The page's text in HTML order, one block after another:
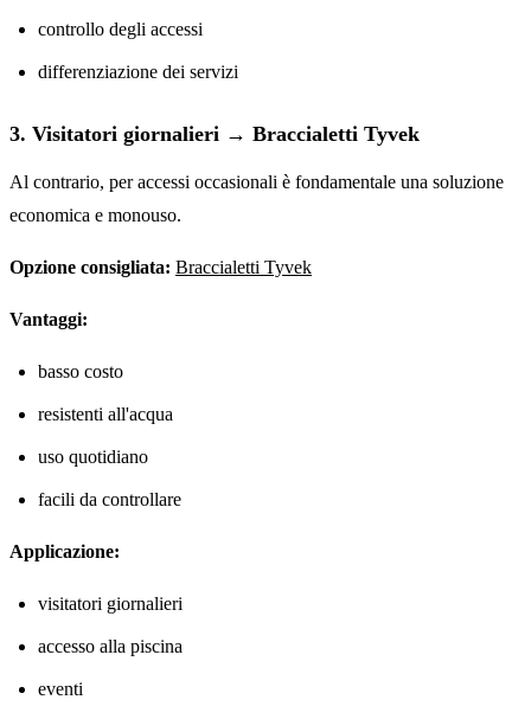
controllo degli accessi
differenziazione dei servizi
3. Visitatori giornalieri → Braccialetti Tyvek
Al contrario, per accessi occasionali è fondamentale una soluzione
economica e monouso.
Opzione consigliata: Braccialetti Tyvek
Vantaggi:
basso costo
resistenti all'acqua
uso quotidiano
facili da controllare
Applicazione:
visitatori giornalieri
accesso alla piscina
eventi